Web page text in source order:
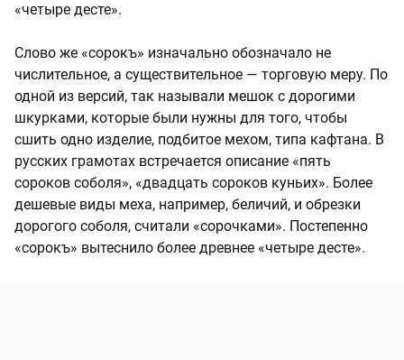
«четыре десте».
Слово же «сорокъ» изначально обозначало не
числительное, а существительное — торговую меру. По
одной из версий, так называли мешок с дорогими
шкурками, которые были нужны для того, чтобы
сшить одно изделие, подбитое мехом, типа кафтана. В
русских грамотах встречается описание «пять
сороков соболя», «двадцать сороков куньих». Более
дешевые виды меха, например, беличий, и обрезки
дорогого соболя, считали «сорочками». Постепенно
«сорокъ» вытеснило более древнее «четыре десте».